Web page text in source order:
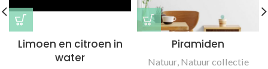
Limoen en citroen in
water
Piramiden
Natuur, Natuur collectie